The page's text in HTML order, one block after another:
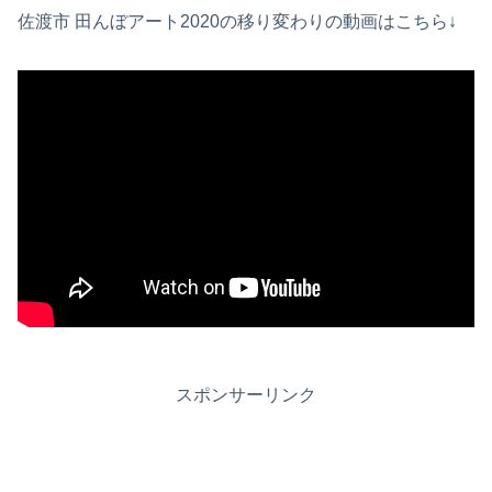
佐渡市 田んぼアート2020の移り変わりの動画はこちら↓
スポンサーリンク